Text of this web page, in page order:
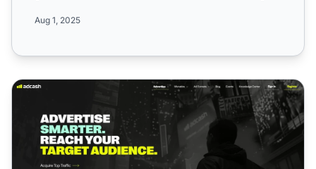
Aug 1, 2025
Programme d'affiliation Adcash